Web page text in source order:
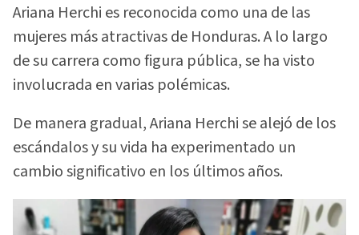
Ariana Herchi es reconocida como una de las
mujeres más atractivas de Honduras. A lo largo
de su carrera como figura pública, se ha visto
involucrada en varias polémicas.
De manera gradual, Ariana Herchi se alejó de los
escándalos y su vida ha experimentado un
cambio significativo en los últimos años.